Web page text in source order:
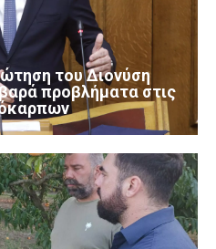
του Διονύση
προβλήματα στις